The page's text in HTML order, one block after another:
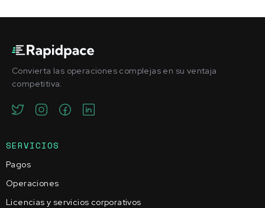
Convierta las operaciones complejas en su ventaja
competitiva.
SERVICIOS
Pagos
Operaciones
Licencias y servicios corporativos